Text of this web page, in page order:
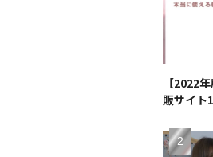
【2022
販サイト